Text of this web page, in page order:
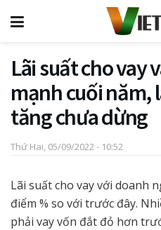
Lãi suất cho vay
mạnh cuối năm,
tăng chưa dừng
Thứ Hai, 05/09/2022 - 10:52
Lãi suất cho vay với doanh
điểm % so với trước đây.
phải vay vốn đắt đỏ hơn